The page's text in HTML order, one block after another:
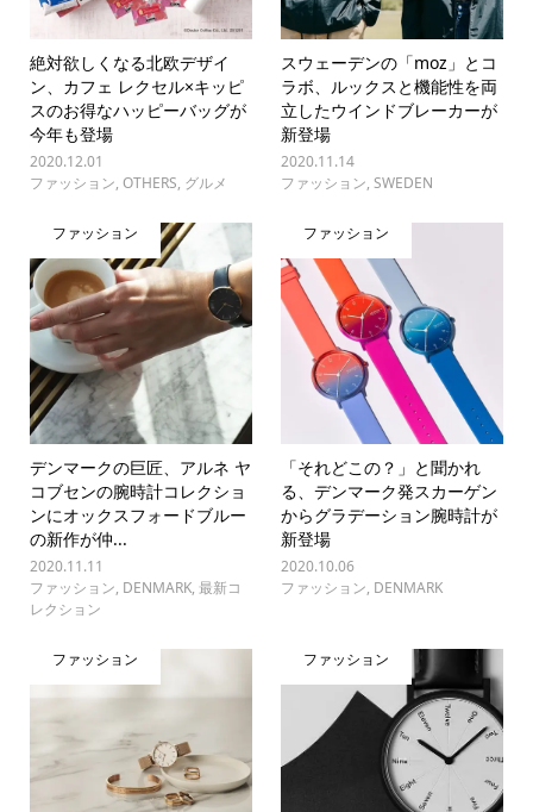
絶対欲しくなる北欧デザイ
ン、カフェ レクセル×キッピ
スのお得なハッピーバッグが
今年も登場
2020.12.01
ファッション, OTHERS, グルメ
スウェーデンの「moz」とコ
ラボ、ルックスと機能性を両
立したウインドブレーカーが
新登場
2020.11.14
ファッション,SWEDEN
ファッション
デンマークの巨匠、アルネ ヤ
コブセンの腕時計コレクショ
ンにオックスフォードブルー
の新作が仲...
2020.11.11
ファッション, DENMARK, 最新コ
レクション
ファッション
「それどこの？」と聞かれ
る、デンマーク発スカーゲン
からグラデーション腕時計が
新登場
2020.10.06
ファッション, DENMARK
ファッション ファッション